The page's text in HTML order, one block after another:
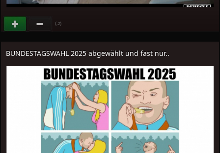
(-2)
BUNDESTAGSWAHL 2025 abgewählt und fast nur..